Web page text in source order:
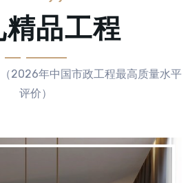
精品工程
2026年中国市政工程最高质量水平
评价）